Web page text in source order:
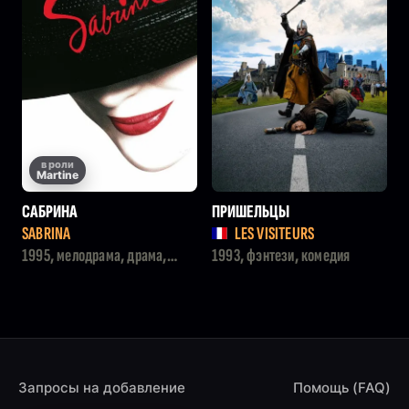
в роли
Martine
САБРИНА
SABRINA
1995, мелодрама, драма,
ПРИШЕЛЬЦЫ
LES VISITEURS
1993, фэнтези, комедия
Запросы на добавление Помощь (FAQ)